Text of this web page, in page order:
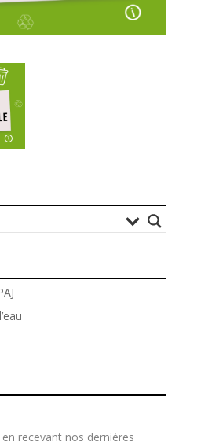
recevant nos dernières